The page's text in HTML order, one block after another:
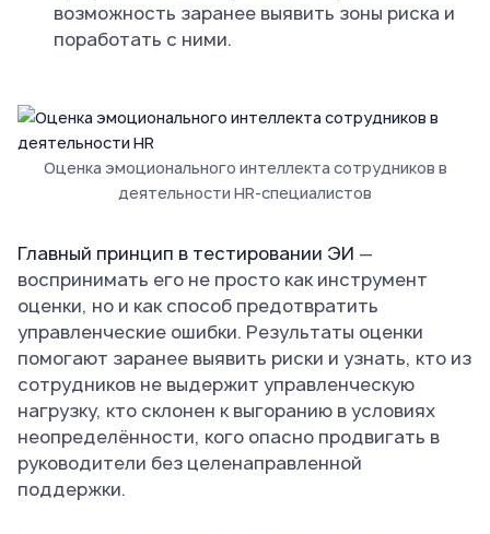
возможность заранее выявить зоны риска и
поработать с ними.
Оценка эмоционального интеллекта сотрудников в
деятельности HR-специалистов
Главный принцип в тестировании ЭИ —
воспринимать его не просто как инструмент
оценки, но и как способ предотвратить
управленческие ошибки. Результаты оценки
помогают заранее выявить риски и узнать, кто из
сотрудников не выдержит управленческую
нагрузку, кто склонен к выгоранию в условиях
неопределённости, кого опасно продвигать в
руководители без целенаправленной
поддержки.